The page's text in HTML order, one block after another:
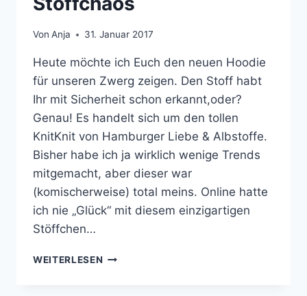
Von Anja 31. Januar 2017
Heute möchte ich Euch den neuen Hoodie
für unseren Zwerg zeigen. Den Stoff habt
Ihr mit Sicherheit schon erkannt,oder?
Genau! Es handelt sich um den tollen
KnitKnit von Hamburger Liebe & Albstoffe.
Bisher habe ich ja wirklich wenige Trends
mitgemacht, aber dieser war
(komischerweise) total meins. Online hatte
ich nie „Glück“ mit diesem einzigartigen
Stöffchen…
WEITERLESEN KNITKNIT